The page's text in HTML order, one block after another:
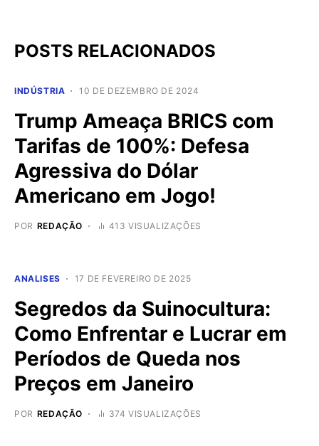
POSTS RELACIONADOS
INDÚSTRIA 10 DE DEZEMBRO DE 2024
Trump Ameaça BRICS com
Tarifas de 100%: Defesa
Agressiva do Dólar
Americano em Jogo!
POR REDAÇÃO 413 VISUALIZAÇÕES
ANALISES 17 DE FEVEREIRO DE 2025
Segredos da Suinocultura:
Como Enfrentar e Lucrar em
Períodos de Queda nos
Preços em Janeiro
POR REDAÇÃO 374 VISUALIZAÇÕES